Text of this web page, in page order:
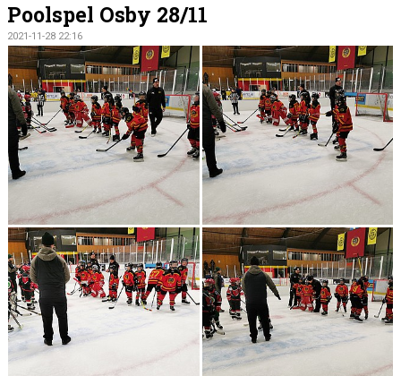
KONTAKT
Poolspel Osby 28/11
2021-11-28 22:16